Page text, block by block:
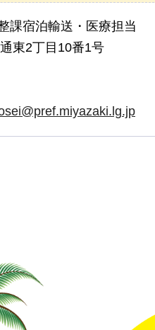
課宿泊輸送・医療担当
東2丁目10番1号